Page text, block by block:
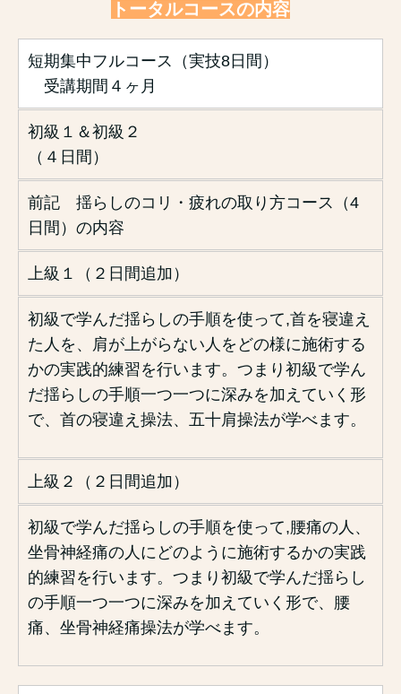
トータルコースの内容
短期集中フルコース（実技8日間）
受講期間４ヶ月
初級１＆初級２
（４日間）
前記 揺らしのコリ・疲れの取り方コース（4
日間）の内容
上級１（２日間追加）
初級で学んだ揺らしの手順を使って,首を寝違え
た人を、肩が上がらない人をどの様に施術する
かの実践的練習を行います。つまり初級で学ん
だ揺らしの手順一つ一つに深みを加えていく形
で、首の寝違え操法、五十肩操法が学べます。
上級２（２日間追加）
初級で学んだ揺らしの手順を使って,腰痛の人、
坐骨神経痛の人にどのように施術するかの実践
的練習を行います。つまり初級で学んだ揺らし
の手順一つ一つに深みを加えていく形で、腰
痛、坐骨神経痛操法が学べます。